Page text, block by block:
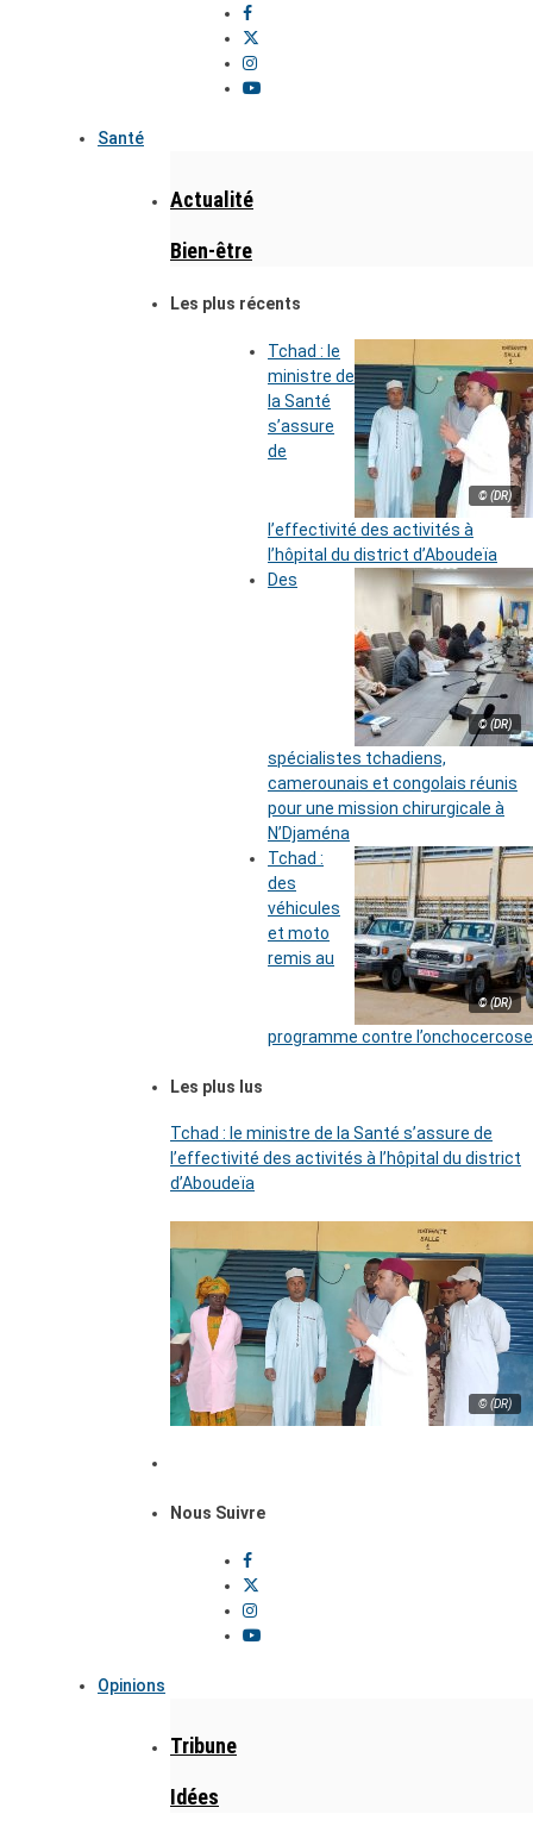
Santé
Actualité
Bien-être
Les plus récents
© (DR)
Tchad : le
ministre de
la Santé
s’assure
de
l’effectivité des activités à
l’hôpital du district d’Aboudeïa
© (DR)
Des
spécialistes tchadiens,
camerounais et congolais réunis
pour une mission chirurgicale à
N’Djaména
© (DR)
Tchad :
des
véhicules
et moto
remis au
programme contre l’onchocercose
Les plus lus
Tchad : le ministre de la Santé s’assure de
l’effectivité des activités à l’hôpital du district
d’Aboudeïa
© (DR)
Nous Suivre
Opinions
Tribune
Idées